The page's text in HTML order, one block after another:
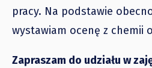
pracy. Na podstawie
wystawiam ocenę z chemii
Zapraszam do udziału w